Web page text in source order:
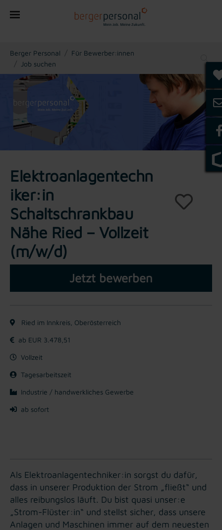
You are here:
Berger Personal
Für Bewerber:innen
Job suchen
Elektroanlagentechn
iker:in
Schaltschrankbau
Nähe Ried – Vollzeit
(m/w/d)
Jetzt bewerben
Ried im Innkreis, Oberösterreich
ab EUR 3.478,51
Vollzeit
Tagesarbeitszeit
Industrie / handwerkliches Gewerbe
ab sofort
Als Elektroanlagentechniker:in sorgst du dafür,
dass in unserer Produktion der Strom „fließt“ und
alles reibungslos läuft. Du bist quasi unser:e
„Strom-Flüster:in“ und stellst sicher, dass unsere
Anlagen und Maschinen immer auf dem neuesten